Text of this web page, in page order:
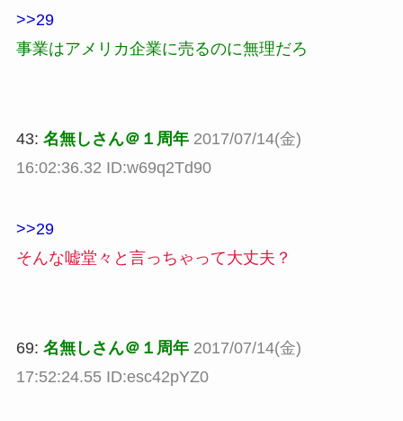
>>29
事業はアメリカ企業に売るのに無理だろ
43: 名無しさん＠１周年 2017/07/14(金)
16:02:36.32 ID:w69q2Td90
>>29
そんな嘘堂々と言っちゃって大丈夫？
69: 名無しさん＠１周年 2017/07/14(金)
17:52:24.55 ID:esc42pYZ0